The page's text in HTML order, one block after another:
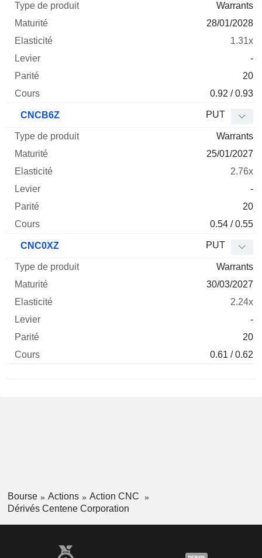
Warrants
28/01/2028
1.31x
-
20
0.92 / 0.93
CNCB6Z PUT
Warrants
25/01/2027
2.76x
-
20
0.54 / 0.55
CNC0XZ PUT
Warrants
30/03/2027
2.24x
-
20
0.61 / 0.62
Bourse Actions
Action CNC
Dérivés Centene Corporation